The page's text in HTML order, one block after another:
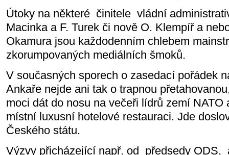
Útoky na některé činitele vládní
Macinka a F. Turek či nově O. Klempíř a
Okamura jsou každodenním chlebem
zkorumpovaných mediálních šmoků.
V současných sporech o zasedací pořádek
Ankaře nejde ani tak o trapnou
moci dát do nosu na večeři lídrů zemí NATO
místní luxusní hotelové restauraci. Jde
Českého státu.
Výzvy přicházející např. od předsedy ODS,